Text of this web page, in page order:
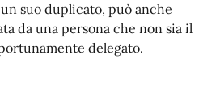
suo duplicato, può anche
da una persona che non sia il
delegato.